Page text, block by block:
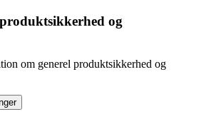
og
om generel produktsikkerhed og